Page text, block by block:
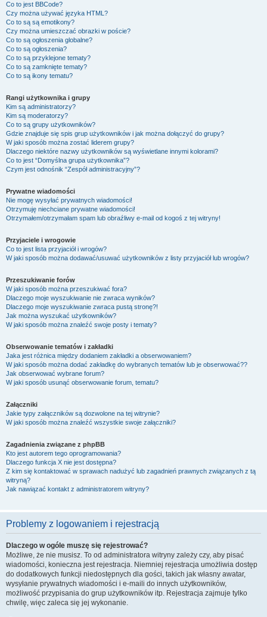
Co to jest BBCode?
Czy można używać języka HTML?
Co to są są emotikony?
Czy można umieszczać obrazki w poście?
Co to są ogłoszenia globalne?
Co to są ogłoszenia?
Co to są przyklejone tematy?
Co to są zamknięte tematy?
Co to są ikony tematu?
Rangi użytkownika i grupy
Kim są administratorzy?
Kim są moderatorzy?
Co to są grupy użytkowników?
Gdzie znajduje się spis grup użytkowników i jak można dołączyć do grupy?
W jaki sposób można zostać liderem grupy?
Dlaczego niektóre nazwy użytkowników są wyświetlane innymi kolorami?
Co to jest “Domyślna grupa użytkownika”?
Czym jest odnośnik “Zespół administracyjny”?
Prywatne wiadomości
Nie mogę wysyłać prywatnych wiadomości!
Otrzymuję niechciane prywatne wiadomości!
Otrzymałem/otrzymałam spam lub obraźliwy e-mail od kogoś z tej witryny!
Przyjaciele i wrogowie
Co to jest lista przyjaciół i wrogów?
W jaki sposób można dodawać/usuwać użytkowników z listy przyjaciół lub wrogów?
Przeszukiwanie forów
W jaki sposób można przeszukiwać fora?
Dlaczego moje wyszukiwanie nie zwraca wyników?
Dlaczego moje wyszukiwanie zwraca pustą stronę?!
Jak można wyszukać użytkowników?
W jaki sposób można znaleźć swoje posty i tematy?
Obserwowanie tematów i zakładki
Jaka jest różnica między dodaniem zakładki a obserwowaniem?
W jaki sposób można dodać zakładkę do wybranych tematów lub je obserwować??
Jak obserwować wybrane forum?
W jaki sposób usunąć obserwowanie forum, tematu?
Załączniki
Jakie typy załączników są dozwolone na tej witrynie?
W jaki sposób można znaleźć wszystkie swoje załączniki?
Zagadnienia związane z phpBB
Kto jest autorem tego oprogramowania?
Dlaczego funkcja X nie jest dostępna?
Z kim się kontaktować w sprawach nadużyć lub zagadnień prawnych związanych z tą
witryną?
Jak nawiązać kontakt z administratorem witryny?
Problemy z logowaniem i rejestracją
Dlaczego w ogóle muszę się rejestrować?
Możliwe, że nie musisz. To od administratora witryny zależy czy, aby pisać
wiadomości, konieczna jest rejestracja. Niemniej rejestracja umożliwia dostęp
do dodatkowych funkcji niedostępnych dla gości, takich jak własny awatar,
wysyłanie prywatnych wiadomości i e-maili do innych użytkowników,
możliwość przypisania do grup użytkowników itp. Rejestracja zajmuje tylko
chwilę, więc zaleca się jej wykonanie.